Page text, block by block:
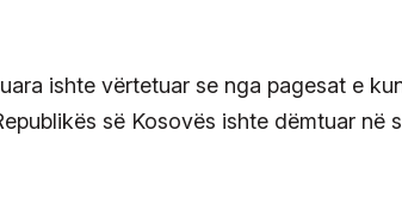
ishte vërtetuar se nga pagesat e
së Kosovës ishte dëmtuar në